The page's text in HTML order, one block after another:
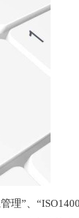
理”、